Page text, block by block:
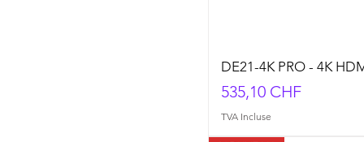
DE21-4K PRO - 4K
Prix
535,10 CHF
TVA Incluse